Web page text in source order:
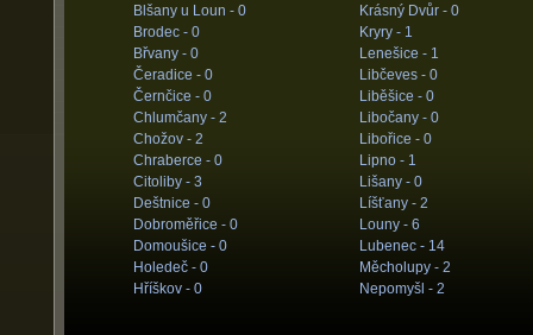
Blšany u Loun - 0
Brodec - 0
Břvany - 0
Čeradice - 0
Černčice - 0
Chlumčany - 2
Chožov - 2
Chraberce - 0
Citoliby - 3
Deštnice - 0
Dobroměřice - 0
Domoušice - 0
Holedeč - 0
Hříškov - 0
Krásný Dvůr - 0
Kryry - 1
Lenešice - 1
Libčeves - 0
Liběšice - 0
Libočany - 0
Libořice - 0
Lipno - 1
Lišany - 0
Líšťany - 2
Louny - 6
Lubenec - 14
Měcholupy - 2
Nepomyšl - 2